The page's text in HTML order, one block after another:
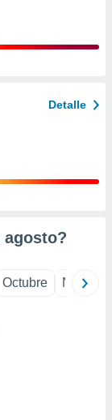
Detalle
agosto?
Octubre